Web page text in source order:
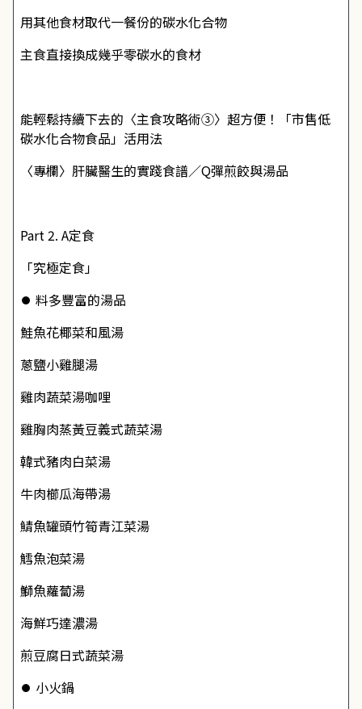
用其他食材取代一餐份的碳水化合物
主食直接換成幾乎零碳水的食材
能輕鬆持續下去的〈主食攻略術③〉超方便！「市售低
碳水化合物食品」活用法
〈專欄〉肝臟醫生的實踐食譜／Q彈煎餃與湯品
Part 2. A定食
「究極定食」
⏺ 料多豐富的湯品
鮭魚花椰菜和風湯
蔥鹽小雞腿湯
雞肉蔬菜湯咖哩
雞胸肉蒸黃豆義式蔬菜湯
韓式豬肉白菜湯
牛肉櫛瓜海帶湯
鯖魚罐頭竹筍青江菜湯
鱈魚泡菜湯
鰤魚蘿蔔湯
海鮮巧達濃湯
煎豆腐日式蔬菜湯
⏺ 小火鍋